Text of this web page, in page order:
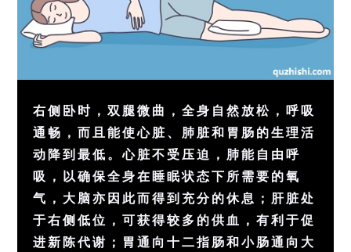
右侧卧时，双腿微曲，全身自然放松，呼吸
通畅，而且能使心脏、肺脏和胃肠的生理活
动降到最低。心脏不受压迫， 肺能自由呼
吸，以确保全身在睡眠状态下所需要的氧
气， 大脑亦因此而得到充分的休息； 肝脏处
于右侧低位，可获得较多的供血，有利于促
进新陈代谢；胃通向十二指肠和小肠通向大